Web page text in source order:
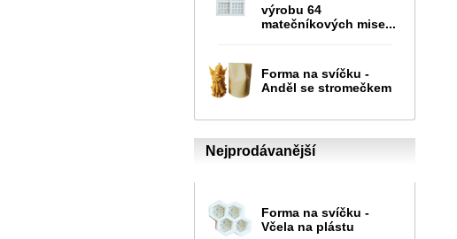
výrobu 64
matečníkových mise...
Forma na svíčku -
Anděl se stromečkem
Nejprodávanější
Forma na svíčku -
Včela na plástu